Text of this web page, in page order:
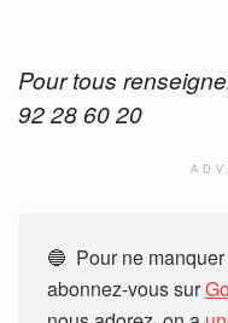
Pour tous
92 2860 20
🔵 Pour ne
abonnez-vous sur